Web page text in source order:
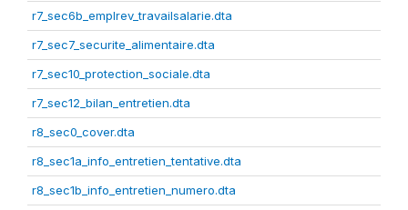
r7_sec6b_emplrev_travailsalarie.dta
r7_sec7_securite_alimentaire.dta
r7_sec10_protection_sociale.dta
r7_sec12_bilan_entretien.dta
r8_sec0_cover.dta
r8_sec1a_info_entretien_tentative.dta
r8_sec1b_info_entretien_numero.dta